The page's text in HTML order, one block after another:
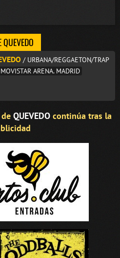
/ URBANA/REGGAETON/TRAP
MOVISTAR ARENA. MADRID
QUEVEDOcontinúa tras la